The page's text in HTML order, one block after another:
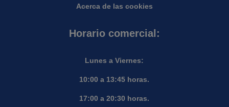
Acerca de las cookies
Horario comercial:
Lunes a Viernes:
10:00 a 13:45 horas.
17:00 a 20:30 horas.